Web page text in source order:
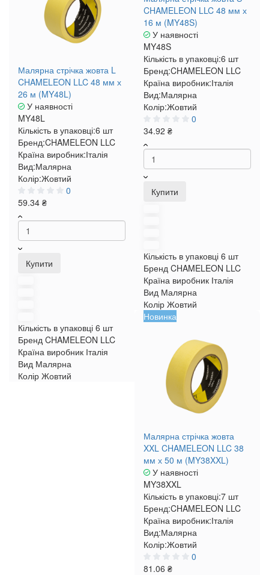
Малярна стрічка жовта L
CHAMELEON LLC 48 мм х
26 м (MY48L)
У наявності
MY48L
Кількість в упаковці:6 шт
Бренд:CHAMELEON LLC
Країна виробник:Італія
Вид:Малярна
Колір:Жовтий
0
59.34 ₴
Купити
Кількість в упаковці 6 шт
Бренд CHAMELEON LLC
Країна виробник Італія
Вид Малярна
Колір Жовтий
CHAMELEON LLC 48 мм х
16 м (MY48S)
У наявності
MY48S
Кількість в упаковці:6 шт
Бренд:CHAMELEON LLC
Країна виробник:Італія
Вид:Малярна
Колір:Жовтий
0
34.92 ₴
Купити
Кількість в упаковці 6 шт
Бренд CHAMELEON LLC
Країна виробник Італія
Вид Малярна
Колір Жовтий
Новинка
Малярна стрічка жовта
XXL CHAMELEON LLC 38
мм х 50 м (MY38XXL)
У наявності
MY38XXL
Кількість в упаковці:7 шт
Бренд:CHAMELEON LLC
Країна виробник:Італія
Вид:Малярна
Колір:Жовтий
0
81.06 ₴